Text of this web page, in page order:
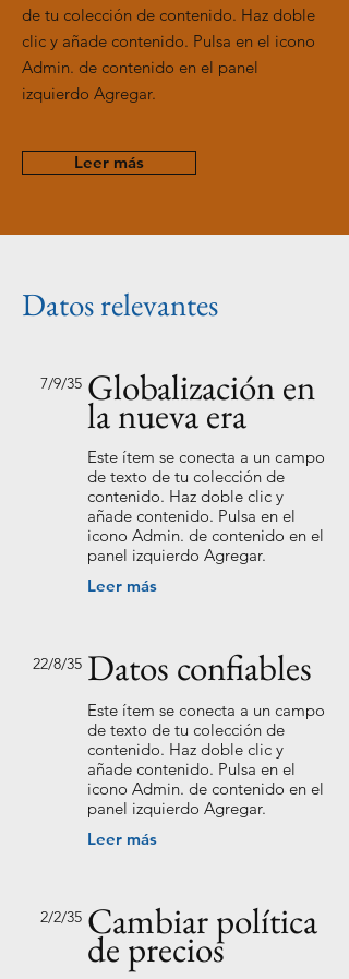
de tu colección de contenido. Haz doble
clic y añade contenido. Pulsa en el icono
Admin. de contenido en el panel
izquierdo Agregar.
Leer más
Datos relevantes
7/9/35 Globalización en
la nueva era
Este ítem se conecta a un campo
de texto de tu colección de
contenido. Haz doble clic y
añade contenido. Pulsa en el
icono Admin. de contenido en el
panel izquierdo Agregar.
Leer más
22/8/35 Datos confiables
Este ítem se conecta a un campo
de texto de tu colección de
contenido. Haz doble clic y
añade contenido. Pulsa en el
icono Admin. de contenido en el
panel izquierdo Agregar.
Leer más
2/2/35 Cambiar política
de precios